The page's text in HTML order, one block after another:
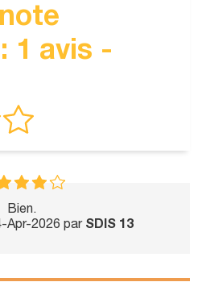
note
1 avis -
Bien.
Apr-2026 par SDIS 13